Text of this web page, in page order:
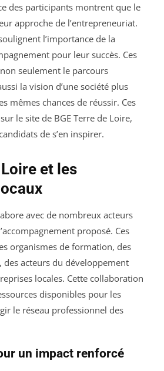
des participants montrent que le
approche de l’entrepreneuriat.
l’importance de la
pour leur succès. Ces
seulement le parcours
la vision d’une société plus
mêmes chances de réussir. Ces
le site de BGE Terre de Loire,
de s’en inspirer.
et les
avec de nombreux acteurs
proposé. Ces
organismes de formation, des
acteurs du développement
locales. Cette collaboration
disponibles pour les
le réseau professionnel des
un impact renforcé